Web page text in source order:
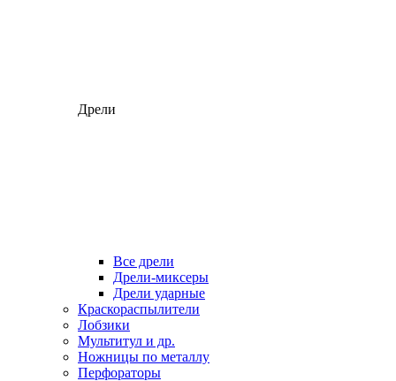
Дрели
Все дрели
Дрели-миксеры
Дрели ударные
Краскораспылители
Лобзики
Мультитул и др.
Ножницы по металлу
Перфораторы